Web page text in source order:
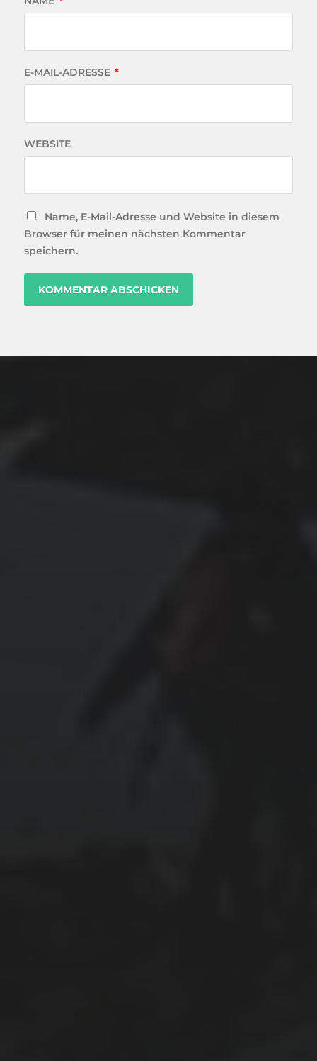
E-MAIL-ADRESSE *
WEBSITE
Name, E-Mail-Adresse und Website in diesem
Browser für meinen nächsten Kommentar
speichern.